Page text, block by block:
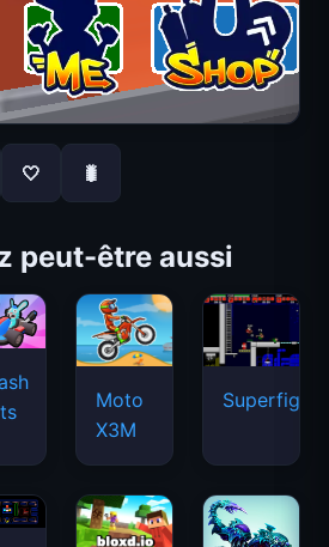
🤍 🐛
peut-être aussi
Moto
X3M